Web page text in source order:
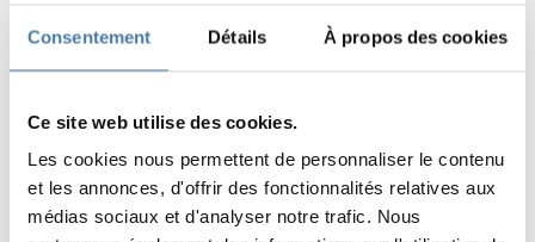
Consentement Détails À propos des cookies
Ce site web utilise des cookies.
Les cookies nous permettent de personnaliser le contenu
et les annonces, d'offrir des fonctionnalités relatives aux
médias sociaux et d'analyser notre trafic. Nous
recouverte de mélamine, disponible en
plusieurs couleurs. Le plus grand avantage de
dommages mécaniques, son bel aspect qui ne
perd pas sa couleur même après de
nombreuses années d’utilisation. De plus, le
panneau LPW est résistant à l’action néfaste